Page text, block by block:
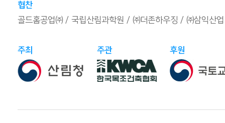
협찬
골드홈공업㈜
국립산림과학원 ㈜더존하우징 ㈜삼익산업
주최 주관 후원